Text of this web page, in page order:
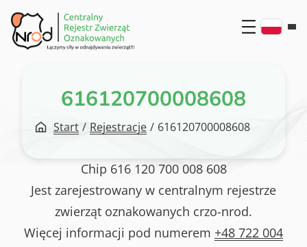
Przejdź
do
treści
616120700008608
Start / Rejestracje / 616120700008608
Chip 616 120 700 008 608
Jest zarejestrowany w centralnym rejestrze
zwierząt oznakowanych crzo-nrod.
Więcej informacji pod numerem +48 722 004